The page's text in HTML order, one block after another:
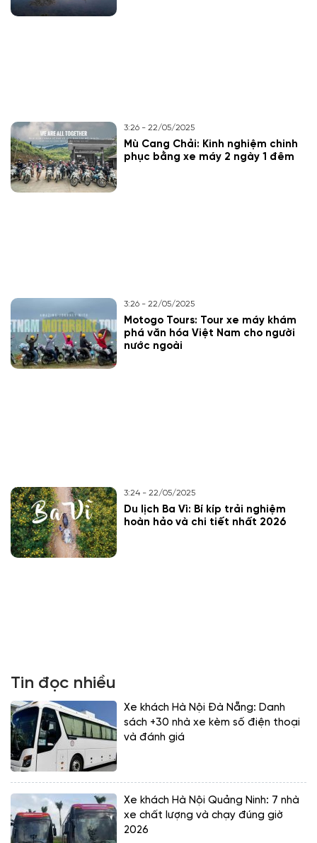
Tin đọc nhiều
Xe khách Hà Nội Đà Nẵng: Danh
sách +30 nhà xe kèm số điện thoại
và đánh giá
Xe khách Hà Nội Quảng Ninh: 7 nhà
xe chất lượng và chạy đúng giờ
2026
3:26 - 22/05/2025
Mù Cang Chải: Kinh nghiệm chinh
phục bằng xe máy 2 ngày 1 đêm
3:26 - 22/05/2025
Motogo Tours: Tour xe máy khám
phá văn hóa Việt Nam cho người
nước ngoài
3:24 - 22/05/2025
Du lịch Ba Vì: Bí kíp trải nghiệm
hoàn hảo và chi tiết nhất 2026